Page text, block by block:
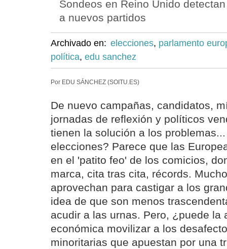
Sondeos en Reino Unido
a nuevos partidos
Archivado en: elecciones, parlamento
política, edu sanchez
Por EDU SÁNCHEZ (SOITU.ES)
De nuevo campañas, candidatos,
jornadas de reflexión y políticos
tienen la solución a los
elecciones? Parece que las
en el 'patito feo' de los comicios,
marca, cita tras cita, récords.
aprovechan para castigar a los
idea de que son menos
acudir a las urnas. Pero, ¿puede la
económica movilizar a los
minoritarias que apuestan por una